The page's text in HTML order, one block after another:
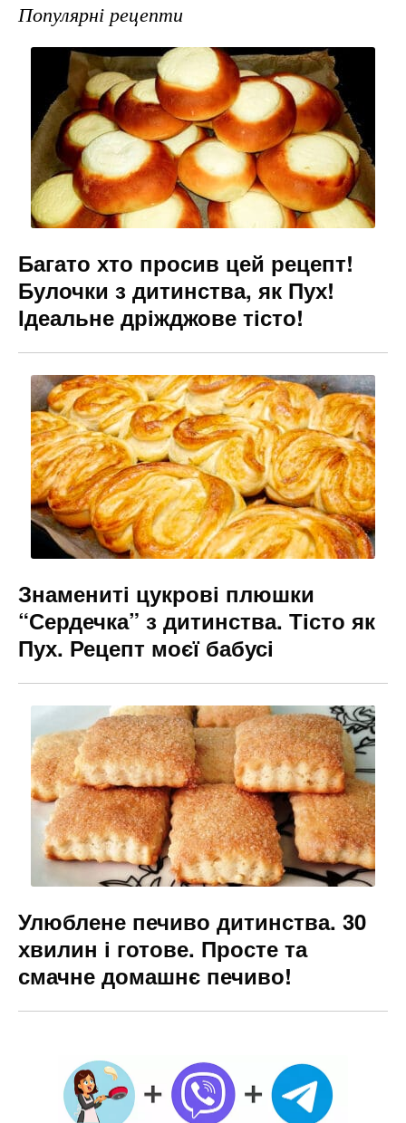
e
b
o
o
k
gr
a
m
e
n
g
er
Популярні рецепти
Багато хто просив цей рецепт!
Булочки з дитинства, як Пух!
Ідеальне дріжджове тісто!
Знамениті цукрові плюшки
“Сердечка” з дитинства. Тісто як
Пух. Рецепт моєї бабусі
Улюблене печиво дитинства. 30
хвилин і готове. Просте та
смачне домашнє печиво!